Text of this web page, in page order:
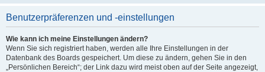
Benutzerpräferenzen und -einstellungen
Wie kann ich meine Einstellungen ändern?
Wenn Sie sich registriert haben, werden alle Ihre Einstellungen in der
Datenbank des Boards gespeichert. Um diese zu ändern, gehen Sie in den
„Persönlichen Bereich“; der Link dazu wird meist oben auf der Seite angezeigt,